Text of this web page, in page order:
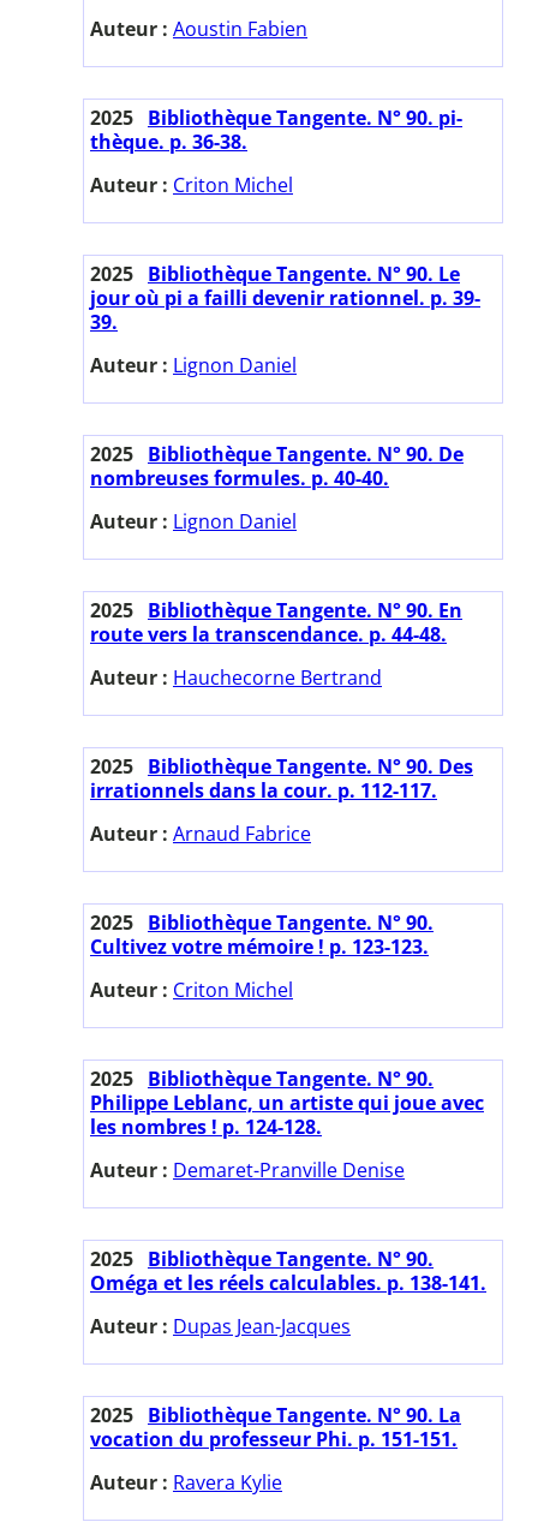
Auteur : Aoustin Fabien
2025 Bibliothèque Tangente. N° 90. pi-
thèque. p. 36-38.
Auteur : Criton Michel
2025 Bibliothèque Tangente. N° 90. Le
jour où pi a failli devenir rationnel. p. 39-
39.
Auteur : Lignon Daniel
2025 Bibliothèque Tangente. N° 90. De
nombreuses formules. p. 40-40.
Auteur : Lignon Daniel
2025 Bibliothèque Tangente. N° 90. En
route vers la transcendance. p. 44-48.
Auteur : Hauchecorne Bertrand
2025 Bibliothèque Tangente. N° 90. Des
irrationnels dans la cour. p. 112-117.
Auteur : Arnaud Fabrice
2025 Bibliothèque Tangente. N° 90.
Cultivez votre mémoire ! p. 123-123.
Auteur : Criton Michel
2025 Bibliothèque Tangente. N° 90.
Philippe Leblanc, un artiste qui joue avec
les nombres ! p. 124-128.
Auteur : Demaret-Pranville Denise
2025 Bibliothèque Tangente. N° 90.
Oméga et les réels calculables. p. 138-141.
Auteur : Dupas Jean-Jacques
2025 Bibliothèque Tangente. N° 90. La
vocation du professeur Phi. p. 151-151.
Auteur : Ravera Kylie